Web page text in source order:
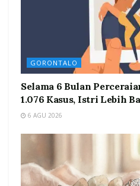
GORONTALO
Selama 6 Bulan
1.076 Kasus, Istri Lebih
6 AGU 2026